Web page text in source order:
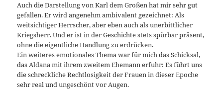
Auch die Darstellung von Karl dem Großen hat mir sehr gut
gefallen. Er wird angenehm ambivalent gezeichnet: Als
weitsichtiger Herrscher, aber eben auch als unerbittlicher
Kriegsherr. Und er ist in der Geschichte stets spürbar präsent,
ohne die eigentliche Handlung zu erdrücken.
Ein weiteres emotionales Thema war für mich das Schicksal,
das Aldana mit ihrem zweitem Ehemann erfuhr: Es führt uns
die schreckliche Rechtlosigkeit der Frauen in dieser Epoche
sehr real und ungeschönt vor Augen.